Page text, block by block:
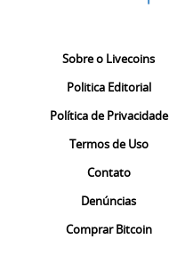
Sobre o Livecoins
Politica Editorial
Política de Privacidade
Termos de Uso
Contato
Denúncias
Comprar Bitcoin